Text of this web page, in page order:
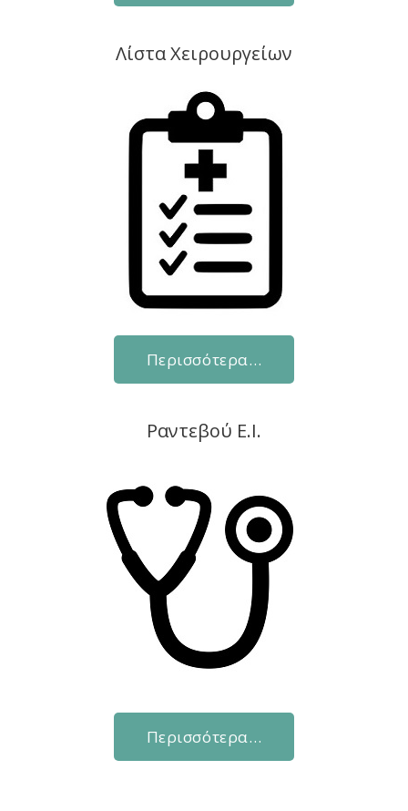
Λίστα Χειρουργείων
Περισσότερα…
Ραντεβού Ε.Ι.
Περισσότερα…